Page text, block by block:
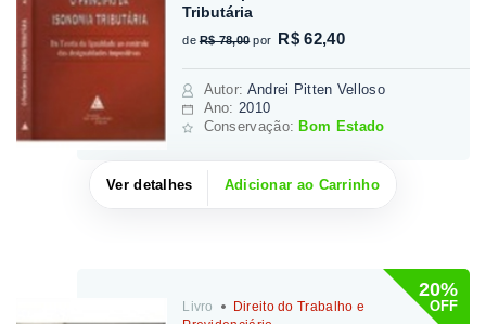
Tributária
de R$ 78,00 por R$ 62,40
Autor: Andrei Pitten Velloso
Ano: 2010
Conservação: Bom Estado
Ver detalhes Adicionar ao Carrinho
20%
OFF
Livro
Direito do Trabalho e